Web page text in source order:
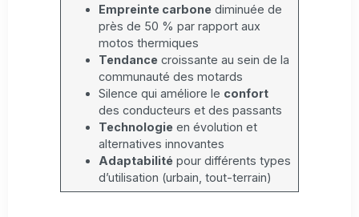
Empreinte carbone diminuée de
près de 50 % par rapport aux
motos thermiques
Tendance croissante au sein de la
communauté des motards
Silence qui améliore le confort
des conducteurs et des passants
Technologie en évolution et
alternatives innovantes
Adaptabilité pour différents types
d’utilisation (urbain, tout-terrain)